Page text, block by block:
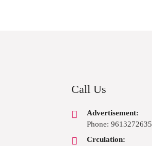
Call Us
Advertisement:
Phone: 9613272635
Crculation: